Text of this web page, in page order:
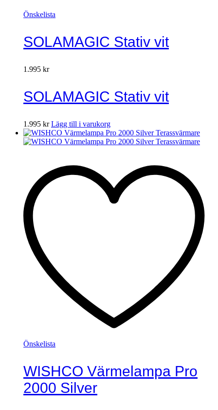
Önskelista
SOLAMAGIC Stativ vit
1.995 kr
SOLAMAGIC Stativ vit
1.995 kr Lägg till i varukorg
Önskelista
WISHCO Värmelampa Pro
2000 Silver